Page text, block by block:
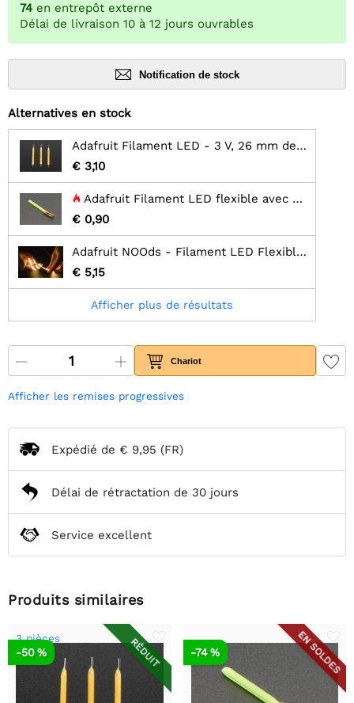
74 en entrepôt externe
Délai de livraison 10 à 12 jours ouvrables
Notification de stock
Alternatives en stock
Adafruit Filament LED - 3 V, 26 mm de long - Blanc chaud (lot de 3)
€ 3,10
Adafruit Filament LED flexible avec une seule connexion - 3V 25 mm de long - Vert
€ 0,90
Adafruit NOOds - Filament LED Flexible - 3V 300mm de long - Jaune
€ 5,15
Afficher plus de résultats
Chariot
Afficher les remises progressives
Expédié de € 9,95 (FR)
Délai de rétractation de 30 jours
Service excellent
Produits similaires
RÉDUIT
3 pièces
-50 %
EN SOLDES
-74 %